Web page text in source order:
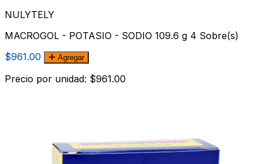
NULYTELY
MACROGOL - POTASIO - SODIO 109.6 g 4 Sobre(s)
$961.00
Agregar
Precio por unidad: $961.00